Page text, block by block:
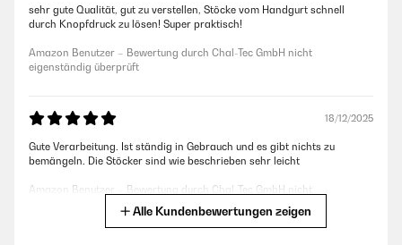
sehr gute Qualität, gut zu verstellen, Stöcke vom Handgurt schnell
durch Knopfdruck zu lösen! Super praktisch!
Amazon Benutzer – Bewertung durch Chal-Tec GmbH nicht
eigenständig überprüft
18/12/2025
Gute Verarbeitung. Ist ständig in Gebrauch und es gibt nichts zu
bemängeln. Die Stöcker sind wie beschrieben sehr leicht
Amazon Benutzer – Bewertung durch Chal-Tec GmbH nicht
eigenständig überprüftAlle Kundenbewertungen zeigen